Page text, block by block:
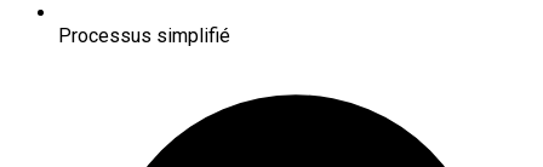
Processus simplifié